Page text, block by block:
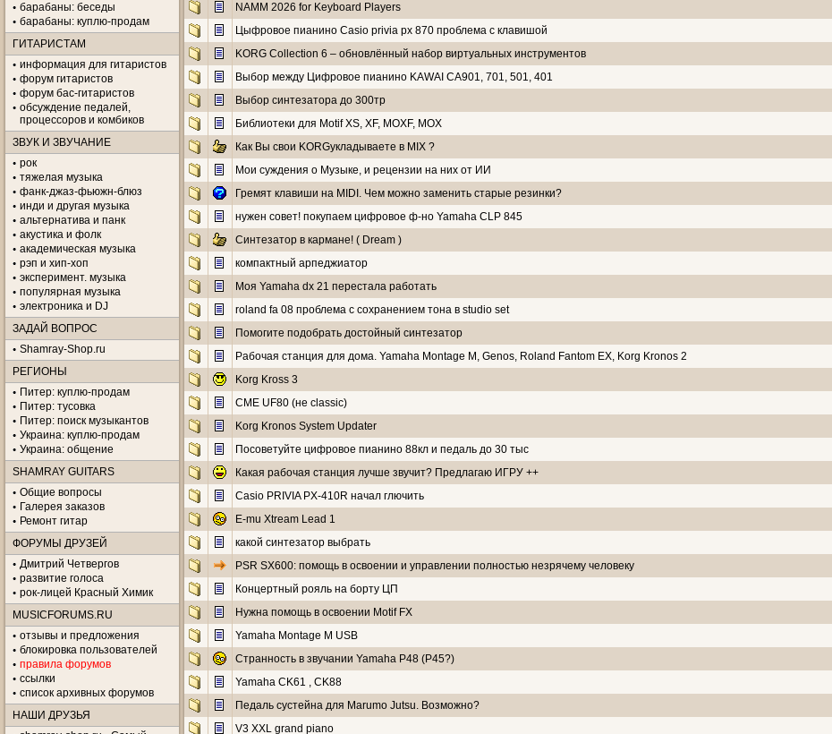
барабаны: беседы
барабаны: куплю-продам
ГИТАРИСТАМ
информация для гитаристов
форум гитаристов
форум бас-гитаристов
обсуждение педалей,
процессоров и комбиков
ЗВУК И ЗВУЧАНИЕ
рок
тяжелая музыка
фанк-джаз-фьюжн-блюз
инди и другая музыка
альтернатива и панк
акустика и фолк
академическая музыка
рэп и хип-хоп
эксперимент. музыка
популярная музыка
электроника и DJ
ЗАДАЙ ВОПРОС
Shamray-Shop.ru
РЕГИОНЫ
Питер: куплю-продам
Питер: тусовка
Питер: поиск музыкантов
Украина: куплю-продам
Украина: общение
SHAMRAY GUITARS
Общие вопросы
Галерея заказов
Ремонт гитар
ФОРУМЫ ДРУЗЕЙ
Дмитрий Четвергов
развитие голоса
рок-лицей Красный Химик
MUSICFORUMS.RU
отзывы и предложения
блокировка пользователей
правила форумов
ссылки
список архивных форумов
НАШИ ДРУЗЬЯ
NAMM 2026 for Keyboard Players
Цыфровое пианино Casio privia px 870 проблема с клавишой
KORG Collection 6 – обновлённый набор виртуальных инструментов
Выбор между Цифровое пианино KAWAI CA901, 701, 501, 401
Выбор синтезатора до 300тр
Библиотеки для Motif XS, XF, MOXF, MOX
Как Вы свои KORGукладываете в MIX ?
Мои суждения о Музыке, и рецензии на них от ИИ
Гремят клавиши на MIDI. Чем можно заменить старые резинки?
нужен совет! покупаем цифровое ф-но Yamaha CLP 845
Синтезатор в кармане! ( Dream )
компактный арпеджиатор
Моя Yamaha dx 21 перестала работать
roland fa 08 проблема с сохранением тона в studio set
Помогите подобрать достойный синтезатор
Рабочая станция для дома. Yamaha Montage M, Genos, Roland Fantom EX, Korg Kronos 2
Korg Kross 3
CME UF80 (не classic)
Korg Kronos System Updater
Посоветуйте цифровое пианино 88кл и педаль до 30 тыс
Какая рабочая станция лучше звучит? Предлагаю ИГРУ ++
Casio PRIVIA PX-410R начал глючить
E-mu Xtream Lead 1
какой синтезатор выбрать
PSR SX600: помощь в освоении и управлении полностью незрячему человеку
Концертный рояль на борту ЦП
Нужна помощь в освоении Motif FX
Yamaha Montage M USB
Странность в звучании Yamaha P48 (P45?)
Yamaha CK61 , CK88
Педаль сустейна для Marumo Jutsu. Возможно?
V3 XXL grand piano